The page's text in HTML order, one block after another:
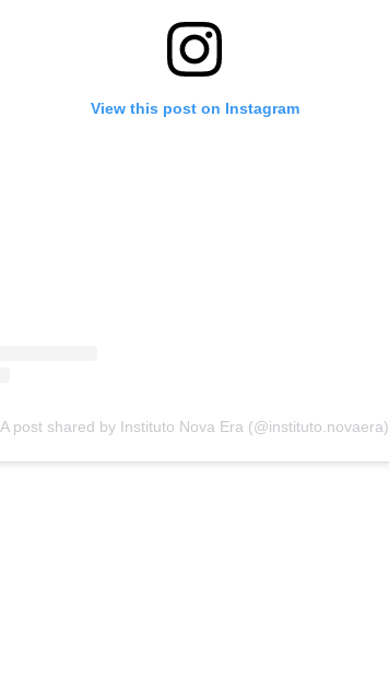
View this post on Instagram
A post shared by Instituto Nova Era (@instituto.novaera)